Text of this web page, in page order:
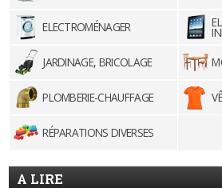
ELECTROMÉNAGER
JARDINAGE, BRICOLAGE
PLOMBERIE-CHAUFFAGE
RÉPARATIONS DIVERSES
A LIRE